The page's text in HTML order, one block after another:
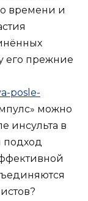
времени и
его прежние
posle-
можно
инсульта в